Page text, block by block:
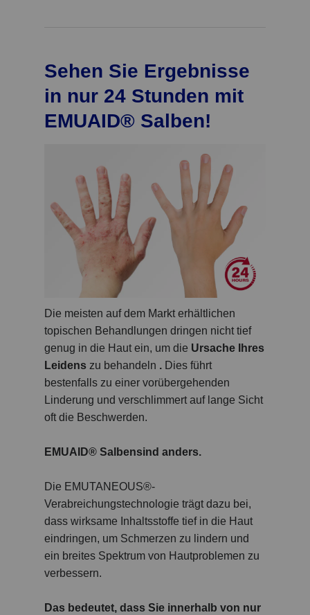
Sehen Sie Ergebnisse
in nur 24 Stunden mit
EMUAID® Salben!
Die meisten auf dem Markt erhältlichen
topischen Behandlungen dringen nicht tief
genug in die Haut ein, um die Ursache Ihres
Leidens zu behandeln . Dies führt
bestenfalls zu einer vorübergehenden
Linderung und verschlimmert auf lange Sicht
oft die Beschwerden.
EMUAID® Salbensind anders.
Die EMUTANEOUS®-
Verabreichungstechnologie trägt dazu bei,
dass wirksame Inhaltsstoffe tief in die Haut
eindringen, um Schmerzen zu lindern und
ein breites Spektrum von Hautproblemen zu
verbessern.
Das bedeutet, dass Sie innerhalb von nur